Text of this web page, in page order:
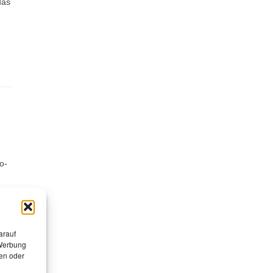
oder